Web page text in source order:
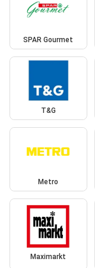
SPAR Gourmet
T&G
Metro
Maximarkt